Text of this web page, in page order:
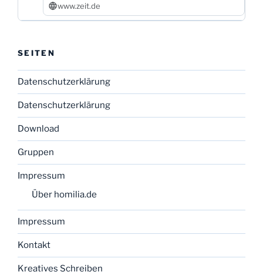
www.zeit.de
SEITEN
Datenschutzerklärung
Datenschutzerklärung
Download
Gruppen
Impressum
Über homilia.de
Impressum
Kontakt
Kreatives Schreiben